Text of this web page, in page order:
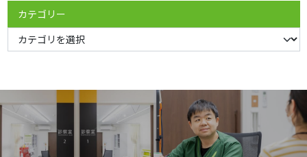
カテゴリー